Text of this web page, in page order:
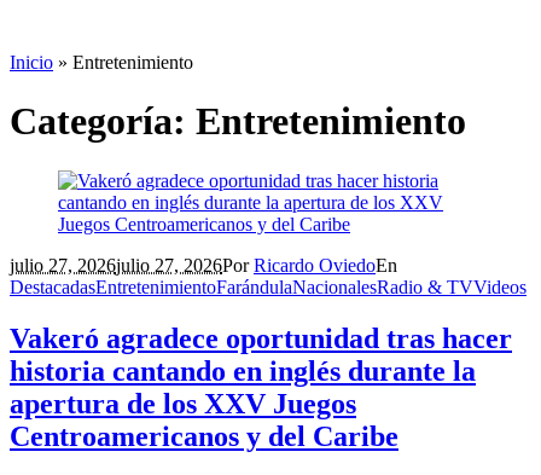
Inicio » Entretenimiento
Categoría: Entretenimiento
julio 27, 2026julio 27, 2026PorRicardo OviedoEn
DestacadasEntretenimientoFarándulaNacionalesRadio & TVVideos
Vakeró agradece oportunidad tras hacer
historia cantando en inglés durante la
apertura de los XXV Juegos
Centroamericanos y del Caribe